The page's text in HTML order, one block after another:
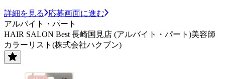
詳細を見る
応募画面に進む
アルバイト・パート
HAIR SALON Best 長崎国見店 (アルバイト・パート)美容師
カラーリスト(株式会社ハクブン)